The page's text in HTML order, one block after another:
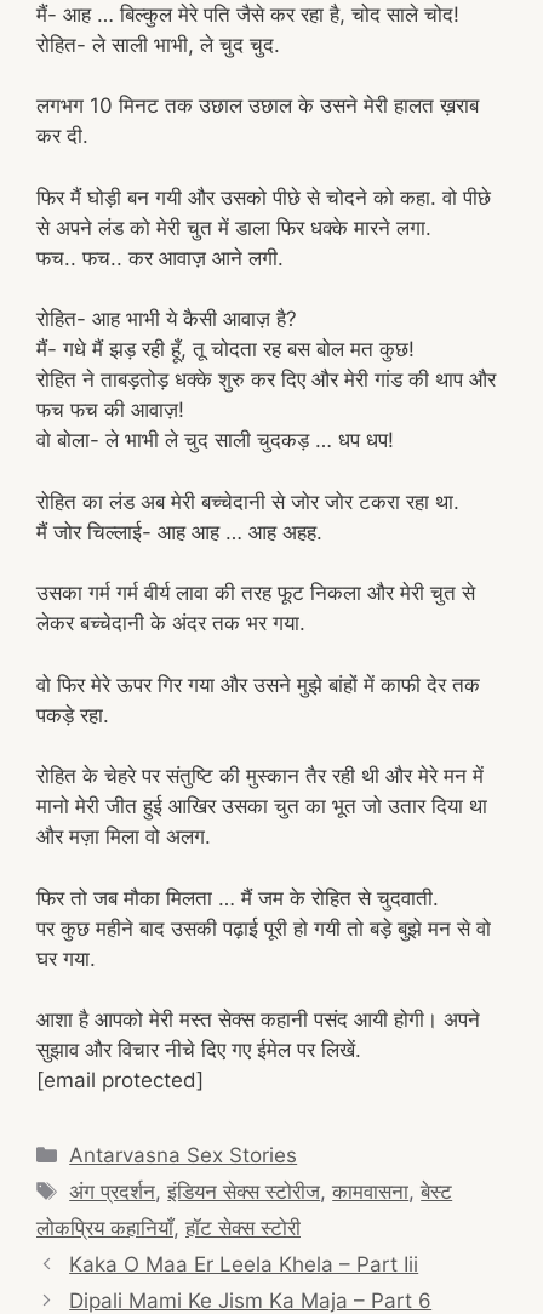
मैं- आह … बिल्कुल मेरे पति जैसे कर रहा है, चोद साले चोद!
रोहित- ले साली भाभी, ले चुद चुद.
लगभग 10 मिनट तक उछाल उछाल के उसने मेरी हालत ख़राब
कर दी.
फिर मैं घोड़ी बन गयी और उसको पीछे से चोदने को कहा. वो पीछे
से अपने लंड को मेरी चुत में डाला फिर धक्के मारने लगा.
फच.. फच.. कर आवाज़ आने लगी.
रोहित- आह भाभी ये कैसी आवाज़ है?
मैं- गधे मैं झड़ रही हूँ, तू चोदता रह बस बोल मत कुछ!
रोहित ने ताबड़तोड़ धक्के शुरु कर दिए और मेरी गांड की थाप और
फच फच की आवाज़!
वो बोला- ले भाभी ले चुद साली चुदकड़ … धप धप!
रोहित का लंड अब मेरी बच्चेदानी से जोर जोर टकरा रहा था.
मैं जोर चिल्लाई- आह आह … आह अहह.
उसका गर्म गर्म वीर्य लावा की तरह फूट निकला और मेरी चुत से
लेकर बच्चेदानी के अंदर तक भर गया.
वो फिर मेरे ऊपर गिर गया और उसने मुझे बांहों में काफी देर तक
पकड़े रहा.
रोहित के चेहरे पर संतुष्टि की मुस्कान तैर रही थी और मेरे मन में
मानो मेरी जीत हुई आखिर उसका चुत का भूत जो उतार दिया था
और मज़ा मिला वो अलग.
फिर तो जब मौका मिलता … मैं जम के रोहित से चुदवाती.
पर कुछ महीने बाद उसकी पढ़ाई पूरी हो गयी तो बड़े बुझे मन से वो
घर गया.
आशा है आपको मेरी मस्त सेक्स कहानी पसंद आयी होगी। अपने
सुझाव और विचार नीचे दिए गए ईमेल पर लिखें.
[email protected]
Categories
Antarvasna Sex Stories
Tags
अंग प्रदर्शन,इंडियन सेक्स स्टोरीज,कामवासना,बेस्ट
लोकप्रिय कहानियाँ, हॉट सेक्स स्टोरी
Post
navigation
Kaka O Maa Er Leela Khela – Part Iii
Dipali Mami Ke Jism Ka Maja – Part 6